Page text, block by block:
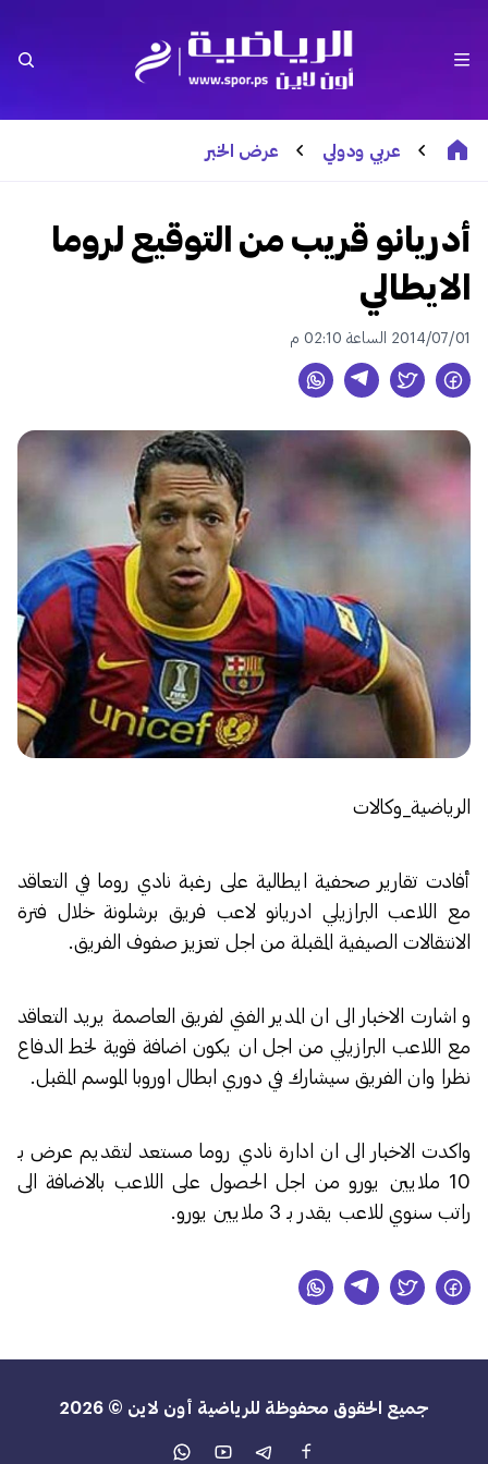
عربي ودولي عرض الخبر
أدريانو قريب من التوقيع لروما
الايطالي
2014/07/01 الساعة 02:10 م
الرياضية_وكالات
أفادت تقارير صحفية ايطالية على رغبة نادي روما في التعاقد
مع اللاعب البرازيلي ادريانو لاعب فريق برشلونة خلال فترة
الانتقالات الصيفية المقبلة من اجل تعزيز صفوف الفريق.
و اشارت الاخبار الى ان المدير الفني لفريق العاصمة يريد التعاقد
مع اللاعب البرازيلي من اجل ان يكون اضافة قوية لخط الدفاع
نظرا وان الفريق سيشارك في دوري ابطال اوروبا الموسم المقبل.
واكدت الاخبار الى ان ادارة نادي روما مستعد لتقديم عرض بـ
10 ملايين يورو من اجل الحصول على اللاعب بالاضافة الى
راتب سنوي للاعب يقدر بـ 3 ملايين يورو.
جميع الحقوق محفوظة للرياضية أون لاين © 2026